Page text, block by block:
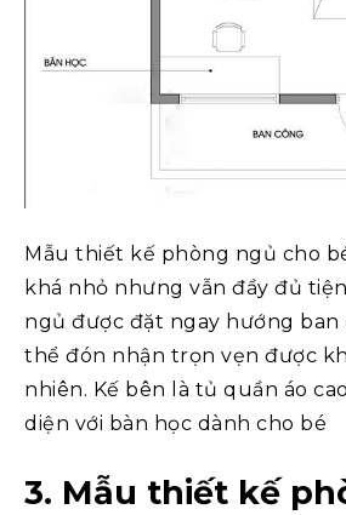
Mẫu thiết kế phòng ngủ cho
khá nhỏ nhưng vẫn đầy đủ
ngủ được đặt ngay hướng ban
thể đón nhận trọn vẹn được
nhiên. Kế bên là tủ quần áo
diện với bàn học dành cho bé
3. Mẫu thiết kế